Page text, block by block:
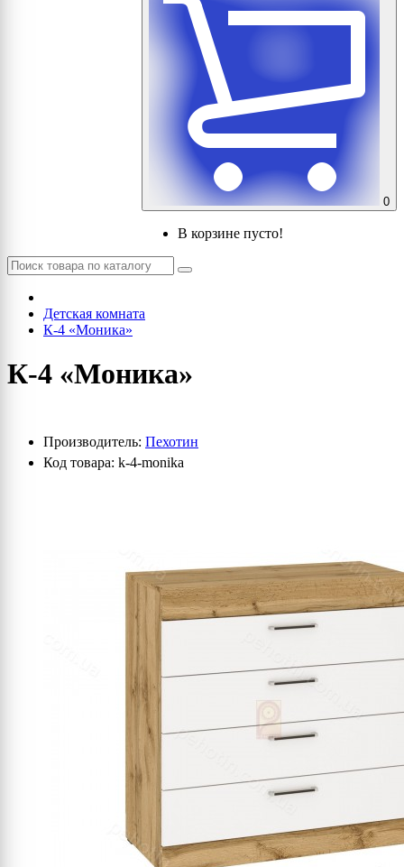
0
В корзине пусто!
Детская комната
К-4 «Моника»
К-4 «Моника»
Производитель: Пехотин
Код товара: k-4-monika